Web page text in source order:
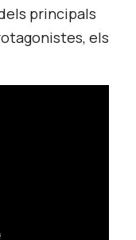
principals
els